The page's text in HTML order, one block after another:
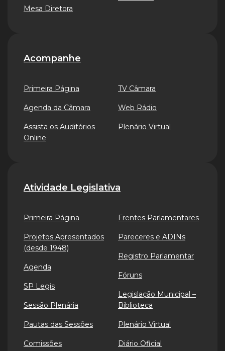
Mesa Diretora
Acompanhe
Primeira Página
Agenda da Câmara
Assista os Auditórios
Online
TV Câmara
Web Rádio
Plenário Virtual
Atividade Legislativa
Primeira Página
Projetos Apresentados
(desde 1948)
Agenda
SP Legis
Sessão Plenária
Pautas das Sessões
Comissões
Frentes Parlamentares
Pareceres e ADINs
Registro Parlamentar
Fóruns
Legislação Municipal –
Biblioteca
Plenário Virtual
Diário Oficial